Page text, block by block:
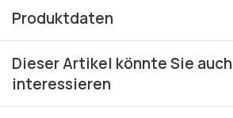
Produktdaten
Dieser Artikel könnte Sie auch
interessieren